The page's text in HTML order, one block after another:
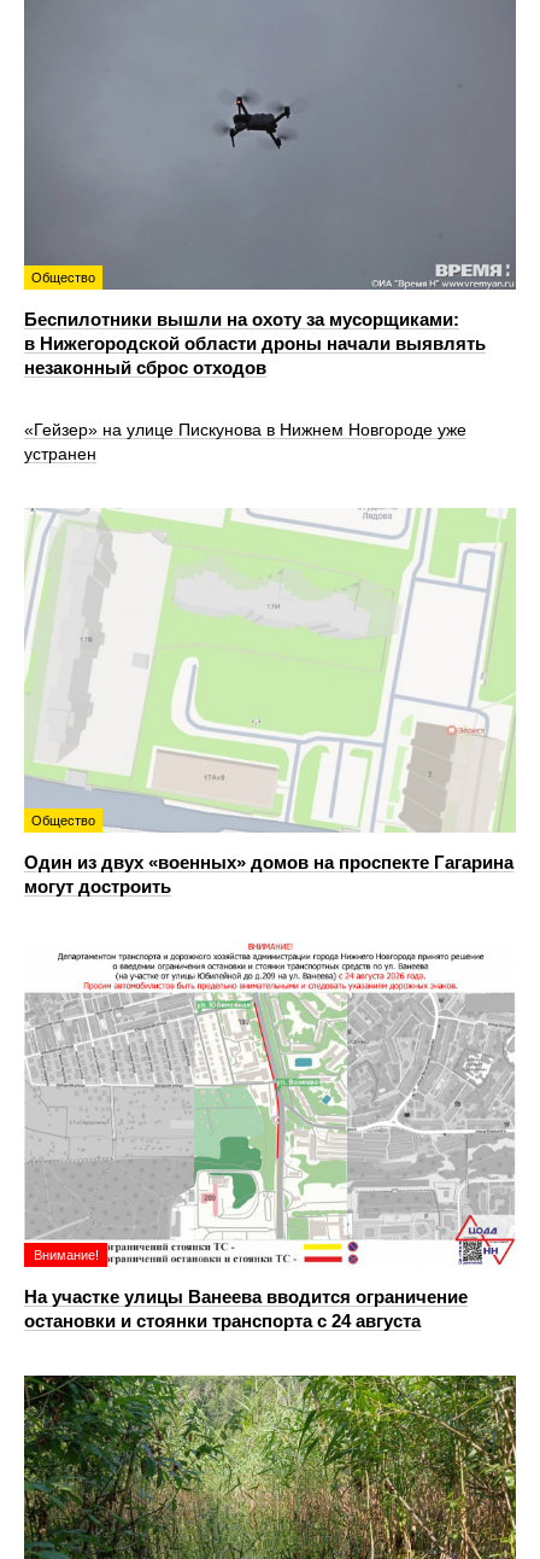
Общество
Беспилотники вышли на охоту за мусорщиками:
в Нижегородской области дроны начали выявлять
незаконный сброс отходов
«Гейзер» на улице Пискунова в Нижнем Новгороде уже
устранен
Общество
Один из двух «военных» домов на проспекте Гагарина
могут достроить
Внимание!
На участке улицы Ванеева вводится ограничение
остановки и стоянки транспорта с 24 августа